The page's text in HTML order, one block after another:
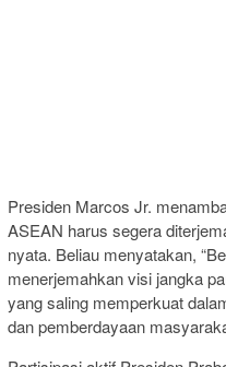
Presiden Marcos Jr.
ASEAN harus segera
nyata. Beliau menyatakan,
menerjemahkan visi jangka
yang saling memperkuat
dan pemberdayaan